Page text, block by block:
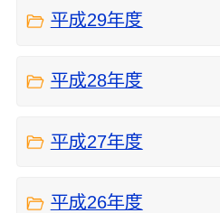
平成29年度
平成28年度
平成27年度
平成26年度